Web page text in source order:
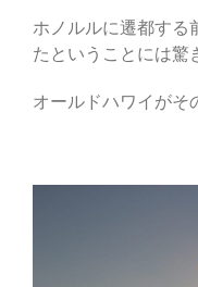
ホノルルに遷都する
たということには驚
オールドハワイがそ